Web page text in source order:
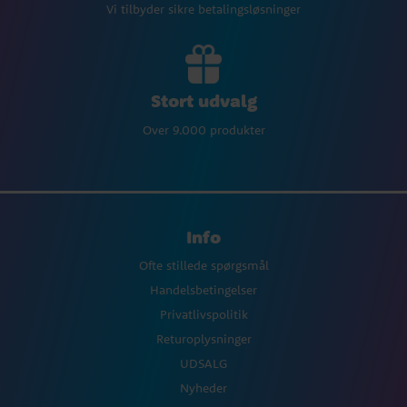
Vi tilbyder sikre betalingsløsninger
Stort udvalg
Over 9.000 produkter
Info
Ofte stillede spørgsmål
Handelsbetingelser
Privatlivspolitik
Returoplysninger
UDSALG
Nyheder